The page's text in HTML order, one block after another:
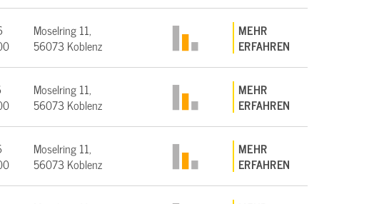
Moselring 11,
56073 Koblenz
MEHR
ERFAHREN
Moselring 11,
56073 Koblenz
MEHR
ERFAHREN
Moselring 11,
56073 Koblenz
MEHR
ERFAHREN